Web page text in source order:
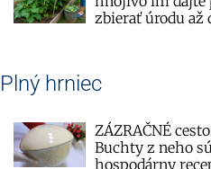
zbierať úrodu až
Plný hrniec
ZÁZRAČNÉ
Buchty z neho
hospodárny